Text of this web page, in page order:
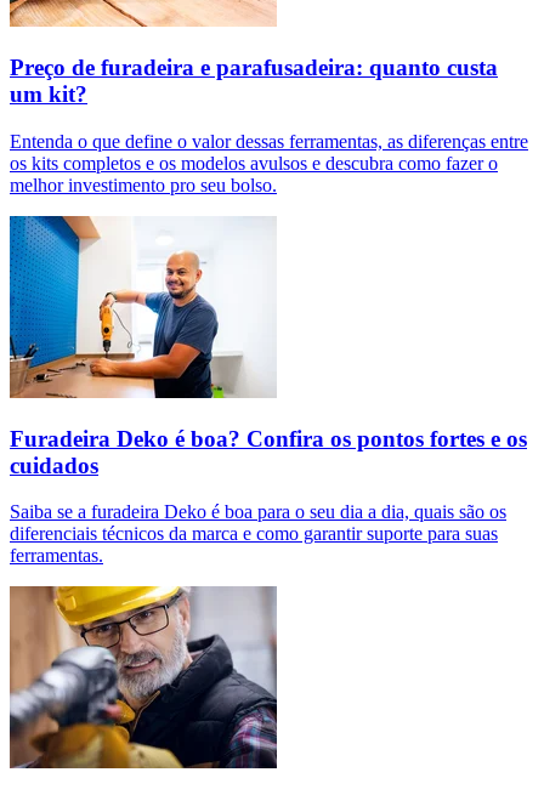
Preço de furadeira e parafusadeira: quanto custa
um kit?
Entenda o que define o valor dessas ferramentas, as diferenças entre
os kits completos e os modelos avulsos e descubra como fazer o
melhor investimento pro seu bolso.
Furadeira Deko é boa? Confira os pontos fortes e os
cuidados
Saiba se a furadeira Deko é boa para o seu dia a dia, quais são os
diferenciais técnicos da marca e como garantir suporte para suas
ferramentas.